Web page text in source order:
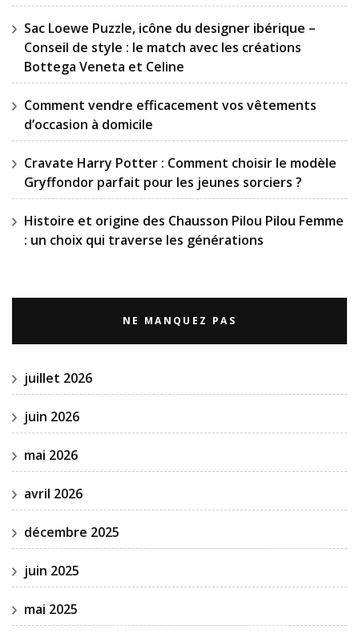
Sac Loewe Puzzle, icône du designer ibérique –
Conseil de style : le match avec les créations
Bottega Veneta et Celine
Comment vendre efficacement vos vêtements
d’occasion à domicile
Cravate Harry Potter : Comment choisir le modèle
Gryffondor parfait pour les jeunes sorciers ?
Histoire et origine des Chausson Pilou Pilou Femme
: un choix qui traverse les générations
NE MANQUEZ PAS
juillet 2026
juin 2026
mai 2026
avril 2026
décembre 2025
juin 2025
mai 2025